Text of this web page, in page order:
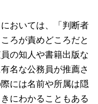
おいては、「判断者
ろが責めどころだと
の知人や書籍出版な
名な公務員が推薦さ
には名前や所属は隠
にわかることもある